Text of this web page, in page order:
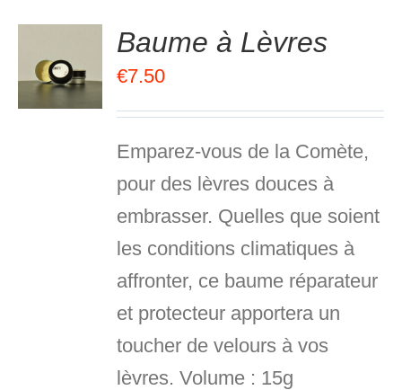
Baume à Lèvres
€7.50
Emparez-vous de la Comète,
pour des lèvres douces à
embrasser. Quelles que soient
les conditions climatiques à
affronter, ce baume réparateur
et protecteur apportera un
toucher de velours à vos
lèvres.Volume : 15g